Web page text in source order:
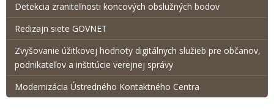
Detekcia zraniteľnosti koncových obslužných bodov
Redizajn siete GOVNET
Zvyšovanie úžitkovej hodnoty digitálnych služieb pre občanov,
podnikateľov a inštitúcie verejnej správy
Modernizácia Ústredného Kontaktného Centra